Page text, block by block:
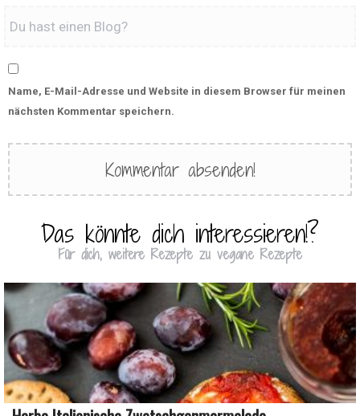
Name, E-Mail-Adresse und Website in diesem Browser für meinen
nächsten Kommentar speichern.
Das könnte dich interessieren!?
Für dich, weitere Rezepte zu vegane Rezepte